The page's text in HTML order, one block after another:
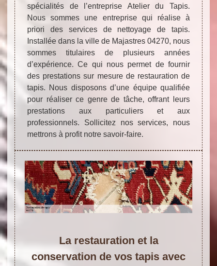
spécialités de l’entreprise Atelier du Tapis.
Nous sommes une entreprise qui réalise à
priori des services de nettoyage de tapis.
Installée dans la ville de Majastres 04270, nous
sommes titulaires de plusieurs années
d’expérience. Ce qui nous permet de fournir
des prestations sur mesure de restauration de
tapis. Nous disposons d’une équipe qualifiée
pour réaliser ce genre de tâche, offrant leurs
prestations aux particuliers et aux
professionnels. Sollicitez nos services, nous
mettrons à profit notre savoir-faire.
La restauration et la
conservation de vos tapis avec